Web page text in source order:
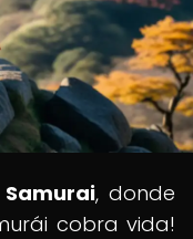
, donde
cobra vida!